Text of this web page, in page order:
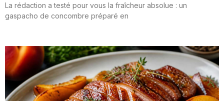
La rédaction a testé pour vous la fraîcheur absolue : un
gaspacho de concombre préparé en